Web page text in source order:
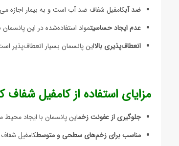
ضد آبکامفیل شفاف ضد آب است و به بیمار اجازه
عدم ایجاد حساسیتمواد استفاده‌شده در این
انعطاف‌پذیری بالااین پانسمان بسیار انعطاف‌پذیر
مزایای استفاده از کامفیل شفاف
جلوگیری از عفونت زخماین پانسمان با ایجاد
مناسب برای زخم‌های سطحی و متوسطکامفیل